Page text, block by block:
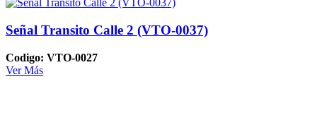
Señal Transito Calle 2 (VTO-0037)
Codigo: VTO-0027
Ver Más